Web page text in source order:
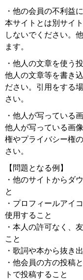
・他の会員の不利益
本サイトとは別サイ
しないでください。
ます。
・他人の文章を使う
他人の文章等を書き
ださい。引用をする
さい。
・他人が写っている
他人が写っている画
権やプライバシー権
さい。
【問題となる例】
・他のサイトからダ
と
・プロフィールアイ
使用すること
・本人の許可なく、
こと
・歌詞や本から抜き
・他会員の方の投稿
トで投稿すること